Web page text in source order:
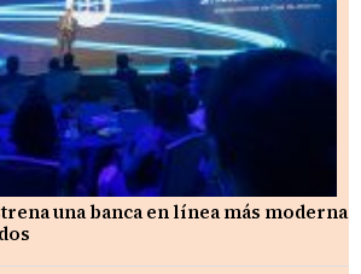
una banca en línea más moderna